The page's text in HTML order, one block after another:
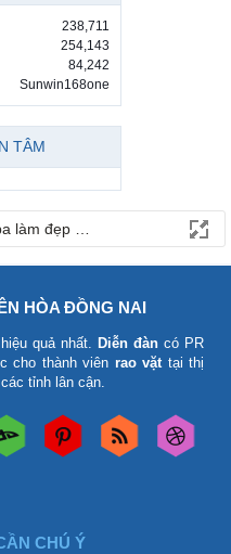
238,711
254,143
84,242
Sunwin168one
TÂM
làm đẹp tại Đồng Nai
HÒA ĐỒNG NAI
hiệu quả nhất. Diễn đàn có PR
cho thành viên rao vặt tại thị
tỉnh lân cận.
CHÚ Ý